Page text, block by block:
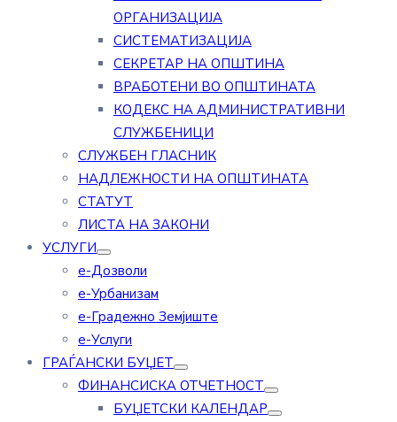
ОРГАНИЗАЦИЈА
СИСТЕМАТИЗАЦИЈА
СЕКРЕТАР НА ОПШТИНА
ВРАБОТЕНИ ВО ОПШТИНАТА
КОДЕКС НА АДМИНИСТРАТИВНИ
СЛУЖБЕНИЦИ
СЛУЖБЕН ГЛАСНИК
НАДЛЕЖНОСТИ НА ОПШТИНАТА
СТАТУТ
ЛИСТА НА ЗАКОНИ
УСЛУГИ
е-Дозволи
е-Урбанизам
е-Градежно Земјиште
е-Услуги
ГРАЃАНСКИ БУЏЕТ
ФИНАНСИСКА ОТЧЕТНОСТ
БУЏЕТСКИ КАЛЕНДАР